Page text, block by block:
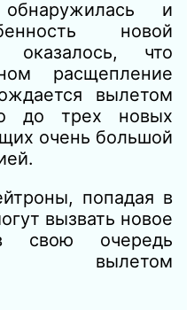
и
новой
оказалось, что
расщепление
вылетом
до трех новых
очень большой
попадая в
вызвать новое
свою очередь
вылетом